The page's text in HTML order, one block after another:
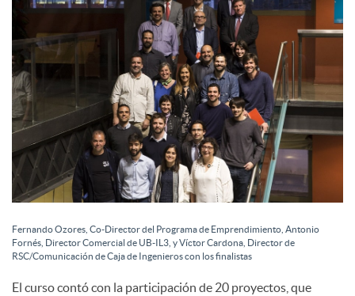
l
e
s
Fernando Ozores, Co-Director del Programa de Emprendimiento, Antonio
Fornés, Director Comercial de UB-IL3, y Víctor Cardona, Director de
RSC/Comunicación de Caja de Ingenieros con los finalistas
El curso contó con la participación de 20 proyectos, que